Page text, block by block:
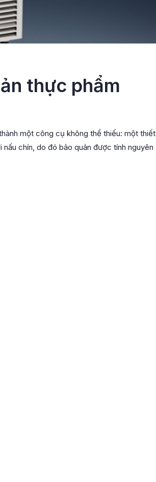
thực phẩm
một công cụ không thể thiếu: một thiết
chín, do đó bảo quản được tính nguyên